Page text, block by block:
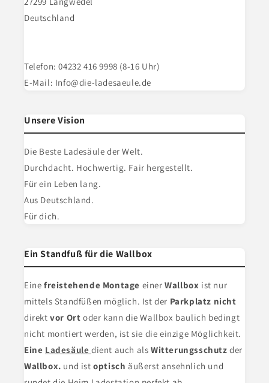
Deutschland
Telefon: 04232 416 9998 (8-16 Uhr)
E-Mail: Info@die-ladesaeule.de
Unsere Vision
Die Beste Ladesäule der Welt.
Durchdacht. Hochwertig. Fair hergestellt.
Für ein Leben lang.
Aus Deutschland.
Für dich.
Ein Standfuß für die Wallbox
Eine freistehende Montage einerWallbox ist nur
mittels Standfüßen möglich. Ist der Parkplatz nicht
direktvor Ortoder kann die Wallbox baulich bedingt
nicht montiert werden, ist sie die einzige Möglichkeit.
Eine Ladesäuledient auch alsWitterungsschutzder
Wallbox. und istoptischäußerst ansehnlich und